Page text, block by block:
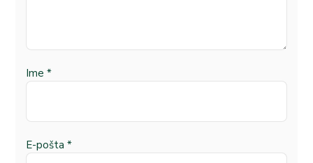
Ime *
E-pošta *